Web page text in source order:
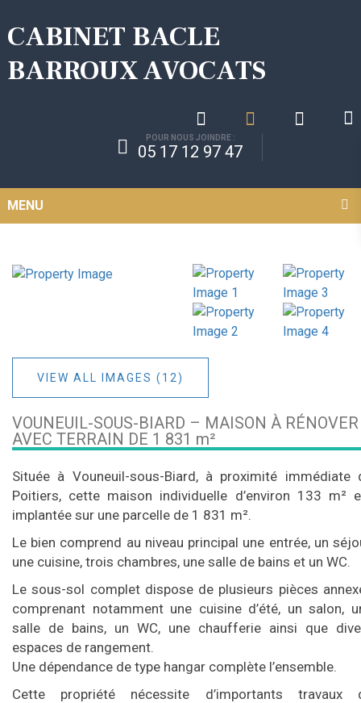
CABINET BACLE
BARROUX AVOCATS
POUR NOUS JOINDRE :
05 17 12 97 47
MENU
VIEW ALL IMAGES (12)
VOUNEUIL-SOUS-BIARD – MAISON À RÉNOVER
AVEC TERRAIN DE 1 831 m²
Située à Vouneuil-sous-Biard, à proximité immédiate
Poitiers, cette maison individuelle d’environ 133 m²
implantée sur une parcelle de 1 831 m².
Le bien comprend au niveau principal une entrée, un
une cuisine, trois chambres, une salle de bains et un WC.
Le sous-sol complet dispose de plusieurs pièces
comprenant notamment une cuisine d’été, un salon,
salle de bains, un WC, une chaufferie ainsi que
espaces de rangement.
Une dépendance de type hangar complète l’ensemble.
Cette propriété nécessite d’importants travaux